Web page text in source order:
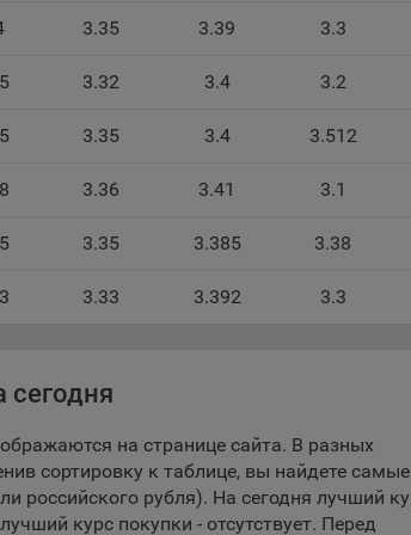
пользователей сайтов;
функционирования сайтов, в том числе
информации в обобщенном виде для оценки и
cookie используются в целях обеспечения
чтобы он блокировал такие файлы сookie или
об их использовании — но в таком случае
работать).
cookie, например, определяющие имя
для обеспечения работы некоторых
сайтов, например, для хранения предпочтений
3.35 3.39 3.3
3.32 3.4 3.2
3.35 3.4 3.512
3.36 3.41 3.1
3.35 3.385 3.38
3.33 3.392 3.3
сегодня
на странице сайта. В разных
сортировку к таблице, вы найдете самые
российского рубля). На сегодня лучший
курс покупки - отсутствует. Перед